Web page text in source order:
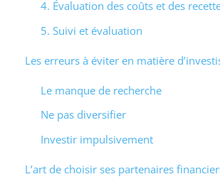
4. Évaluation des coûts et des
5. Suivi et évaluation
Les erreurs à éviter en matière
Le manque de recherche
Ne pas diversifier
Investir impulsivement
L’art de choisir ses partenaires